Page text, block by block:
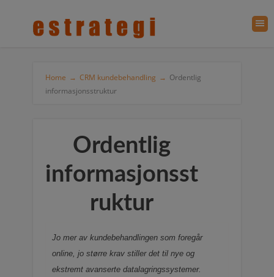
Home → CRM kundebehandling → Ordentlig
informasjonsstruktur
Ordentlig
informasjonsst
ruktur
Jo mer av kundebehandlingen som foregår
online, jo større krav stiller det til nye og
ekstremt avanserte datalagringssystemer.